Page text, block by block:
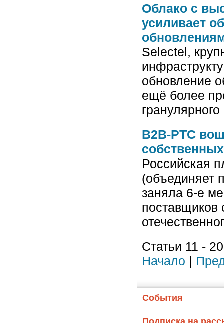
Облако с
усиливает
Selectel,
обновление
ещё более
B2B-РТС
Российская
(объединяет
заняла 6-е
поставщиков
Статьи 11 -
Начало |
События